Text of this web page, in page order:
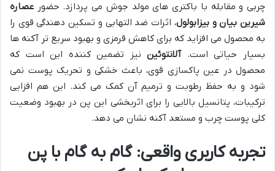
چربی و مقابله با باکتری های مولد جوش می پردازد. حضور عصاره
شیرین بیان و بیزابولول، اثرات ضد التهابی و تسکین دهندگی قوی را
به محصول می افزاید که برای کاهش قرمزی و بهبود سریع تر آکنه ها
بسیار حیاتی است.آلانتوئیننیز تضمین کننده این است که
محصول در عین پاکسازی قوی، باعث خشکی و تحریک پوست نمی
شود و به حفظ رطوبت و ترمیم آن کمک می کند. این هم افزایی
ترکیبات، پتانسیل بالایی را برای اثربخشی این پن در بهبود وضعیت
کلی پوست چرب و مستعد آکنه نشان می دهد.
تجربه کاربری واقعی: گام به گام با پن